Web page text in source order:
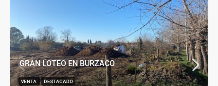
GRAN LOTEO EN BURZACO
VENTA DESTACADO